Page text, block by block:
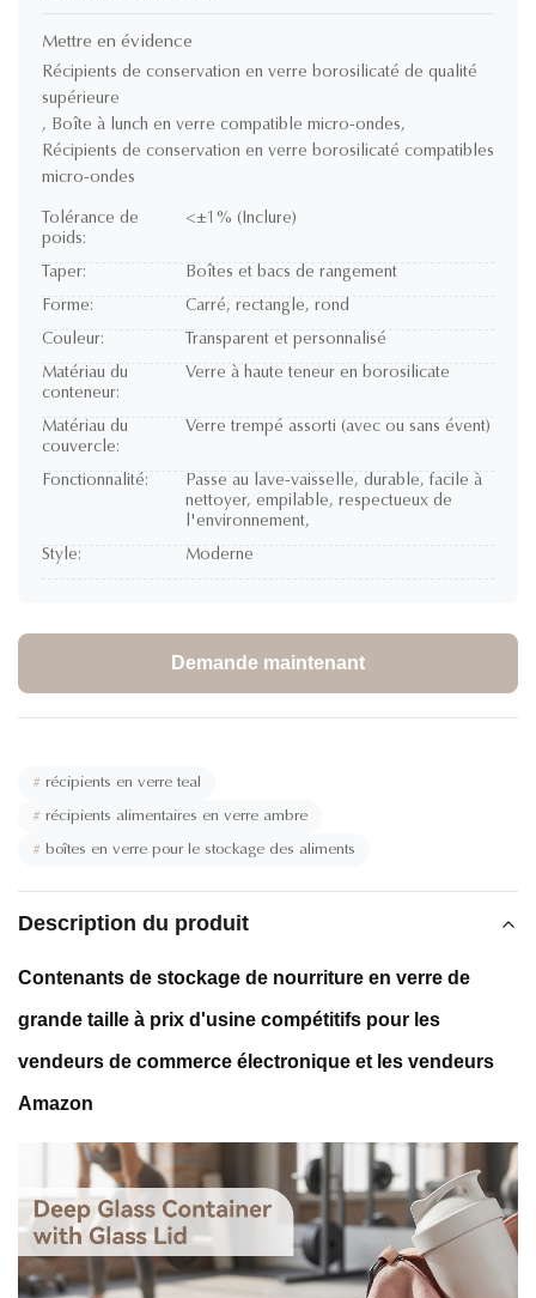
Mettre en évidence
Récipients de conservation en verre borosilicaté de qualité
supérieure
, Boîte à lunch en verre compatible micro-ondes,
Récipients de conservation en verre borosilicaté compatibles
micro-ondes
Tolérance de
poids:
<±1% (Inclure)
Taper:
Boîtes et bacs de rangement
Forme:
Carré, rectangle, rond
Couleur:
Transparent et personnalisé
Matériau du
conteneur:
Verre à haute teneur en borosilicate
Matériau du
couvercle:
Verre trempé assorti (avec ou sans évent)
Fonctionnalité:
Passe au lave-vaisselle, durable, facile à
nettoyer, empilable, respectueux de
l'environnement,
Style:
Moderne
Demande maintenant
# récipients en verre teal
# récipients alimentaires en verre ambre
# boîtes en verre pour le stockage des aliments
Description du produit
Contenants de stockage de nourriture en verre de
grande taille à prix d'usine compétitifs pour les
vendeurs de commerce électronique et les vendeurs
Amazon